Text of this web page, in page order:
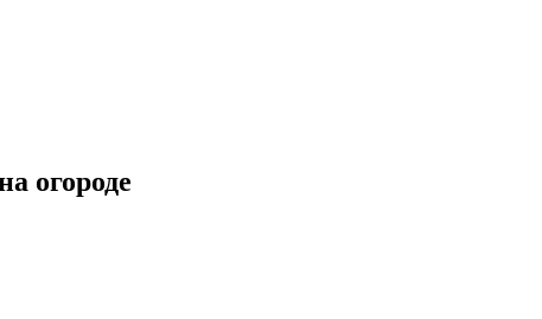
огороде